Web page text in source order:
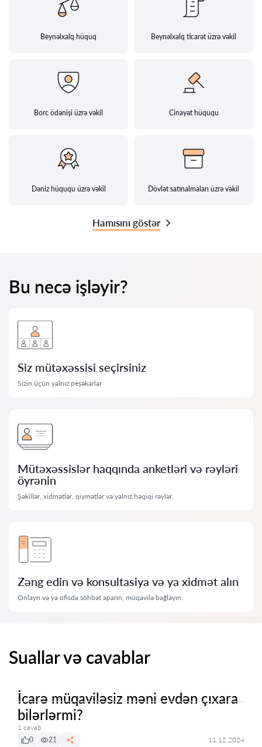
Beynəlxalq hüquq Beynəlxalq ticarət üzrə vəkil
Borc ödənişi üzrə vəkil Cinayət hüququ
Dəniz hüququ üzrə vəkil Dövlət satınalmaları üzrə vəkil
Hamısını göstər
Bu necə işləyir?
Siz mütəxəssisi seçirsiniz
Sizin üçün yalnız peşəkarlar
Mütəxəssislər haqqında anketləri və rəyləri
öyrənin
Şəkillər, xidmətlər, qiymətlər və yalnız həqiqi rəylər.
Zəng edin və konsultasiya və ya xidmət alın
Onlayn və ya ofisdə söhbət aparın, müqavilə bağlayın.
Suallar və cavablar
İcarə müqaviləsiz məni evdən çıxara
bilərlərmi?
1 cavab
0
21 11.12.2024